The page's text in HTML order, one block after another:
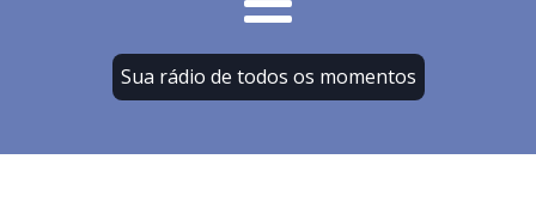
Sua rádio de todos os momentos